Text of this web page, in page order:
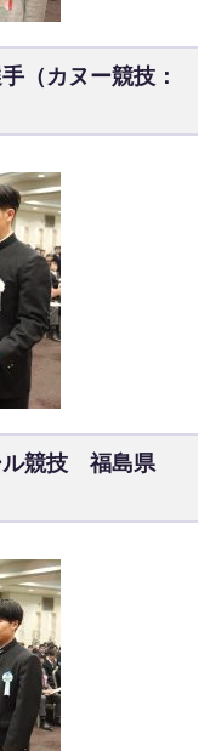
（カヌー競技：
ル競技 福島県